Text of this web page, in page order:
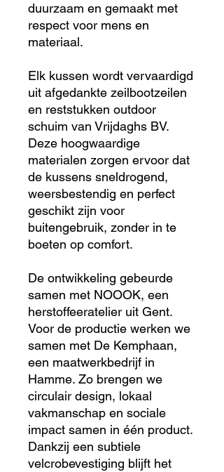
duurzaam en gemaakt met
respect voor mens en
materiaal.
Elk kussen wordt vervaardigd
uit afgedankte zeilbootzeilen
en reststukken outdoor
schuim van Vrijdaghs BV.
Deze hoogwaardige
materialen zorgen ervoor dat
de kussens sneldrogend,
weersbestendig en perfect
geschikt zijn voor
buitengebruik, zonder in te
boeten op comfort.
De ontwikkeling gebeurde
samen met NOOOK, een
herstoffeeratelier uit Gent.
Voor de productie werken we
samen met De Kemphaan,
een maatwerkbedrijf in
Hamme. Zo brengen we
circulair design, lokaal
vakmanschap en sociale
impact samen in één product.
Dankzij een subtiele
velcrobevestiging blijft het